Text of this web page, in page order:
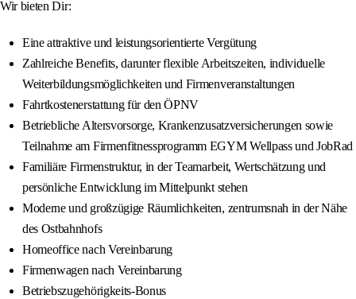
Wir bieten Dir:
Eine attraktive und leistungsorientierte Vergütung
Zahlreiche Benefits, darunter flexible Arbeitszeiten, individuelle
Weiterbildungsmöglichkeiten und Firmenveranstaltungen
Fahrtkostenerstattung für den ÖPNV
Betriebliche Altersvorsorge, Krankenzusatzversicherungen sowie
Teilnahme am Firmenfitnessprogramm EGYM Wellpass und JobRad
Familiäre Firmenstruktur, in der Teamarbeit, Wertschätzung und
persönliche Entwicklung im Mittelpunkt stehen
Moderne und großzügige Räumlichkeiten, zentrumsnah in der Nähe
des Ostbahnhofs
Homeoffice nach Vereinbarung
Firmenwagen nach Vereinbarung
Betriebszugehörigkeits-Bonus